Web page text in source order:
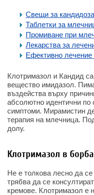
Свещи за кандидоза
Таблетки за
Промиване при
Лекарства за
Ефективно лечение
Клотримазол и Кандид
вещество имидазол.
въздейства върху
абсолютно идентични по
симптоми. Мирамистин
терапия на млечница.
долу.
Клотримазол в
Не е толкова лесно да
трябва да се
кремове. Клотримазол е